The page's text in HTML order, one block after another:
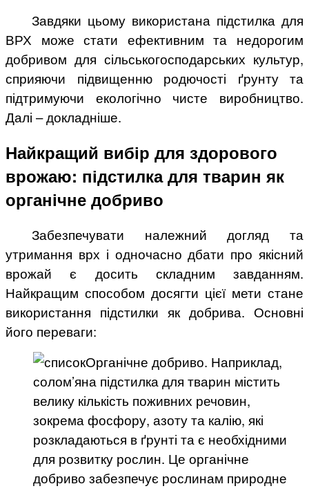
Завдяки цьому використана підстилка для
ВРХ може стати ефективним та недорогим
добривом для сільськогосподарських культур,
сприяючи підвищенню родючості ґрунту та
підтримуючи екологічно чисте виробництво.
Далі – докладніше.
Найкращий вибір для здорового
врожаю: підстилка для тварин як
органічне добриво
Забезпечувати належний догляд та
утримання врх і одночасно дбати про якісний
врожай є досить складним завданням.
Найкращим способом досягти цієї мети стане
використання підстилки як добрива. Основні
його переваги:
Органічне добриво. Наприклад,
солом’яна підстилка для тварин містить
велику кількість поживних речовин,
зокрема фосфору, азоту та калію, які
розкладаються в ґрунті та є необхідними
для розвитку рослин. Це органічне
добриво забезпечує рослинам природне